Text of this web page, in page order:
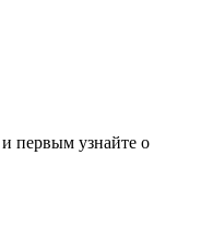
первым узнайте о